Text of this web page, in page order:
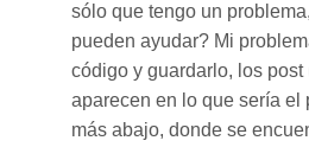
sólo que tengo un
pueden ayudar? Mi
código y guardarlo, los post
aparecen en lo que sería el
más abajo, donde se